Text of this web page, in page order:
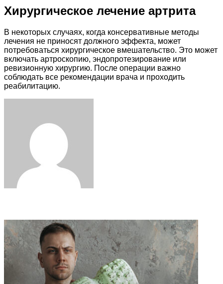
Хирургическое лечение артрита
В некоторых случаях, когда консервативные методы
лечения не приносят должного эффекта, может
потребоваться хирургическое вмешательство. Это может
включать артроскопию, эндопротезирование или
ревизионную хирургию. После операции важно
соблюдать все рекомендации врача и проходить
реабилитацию.